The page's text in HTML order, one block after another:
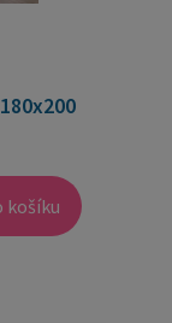
košíku